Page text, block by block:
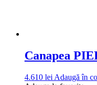
Canapea
4.610 lei Adaugă în